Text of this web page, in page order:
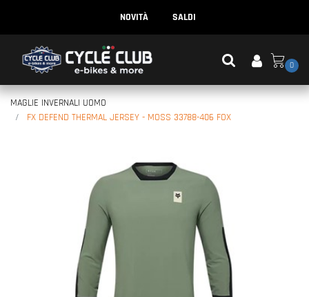
NOVITÀ SALDI
0
MAGLIE INVERNALI UOMO
FX DEFEND THERMAL JERSEY - MOSS 33788-406 FOX